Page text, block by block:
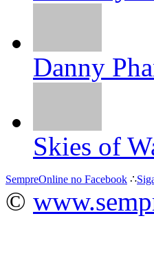
Danny
Skies of
SempreOnline no Facebook ∴
©